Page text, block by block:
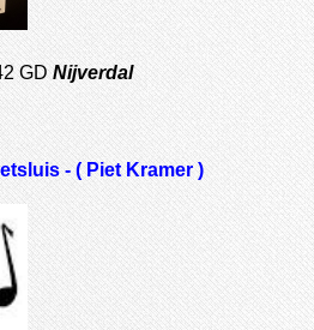
GDNijverdal
- ( Piet Kramer )